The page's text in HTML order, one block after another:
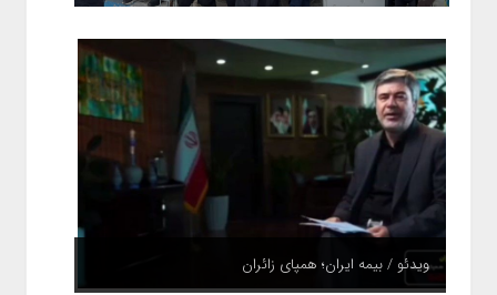
ویدئو / بیمه ایران؛ همپای زائران